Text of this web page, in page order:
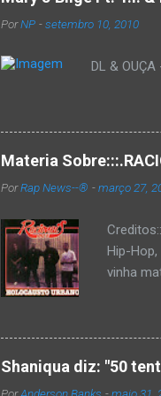
PorNP -setembro 10, 2010
DL &
Materia
PorRap News--® -março 27,
Hip-
vinha
Como
rica
Shaniqua diz: "50